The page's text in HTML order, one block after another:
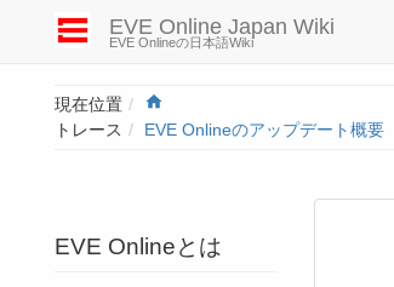
EVE Online Japan Wiki
EVE Onlineの日本語Wiki
現在位置
トレース
EVE Onlineのアップデート概要
EVE Onlineとは